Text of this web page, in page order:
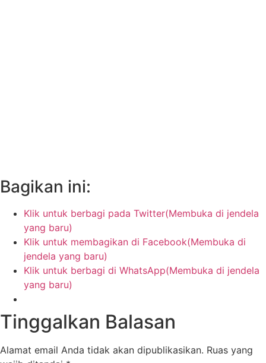
Bagikan ini:
Klik untuk berbagi pada Twitter(Membuka di jendela
yang baru)
Klik untuk membagikan di Facebook(Membuka di
jendela yang baru)
Klik untuk berbagi di WhatsApp(Membuka di jendela
yang baru)
Tinggalkan Balasan
Alamat email Anda tidak akan dipublikasikan. Ruas yang